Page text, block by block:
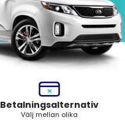
Betalningsalternativ
Välj mellan olika